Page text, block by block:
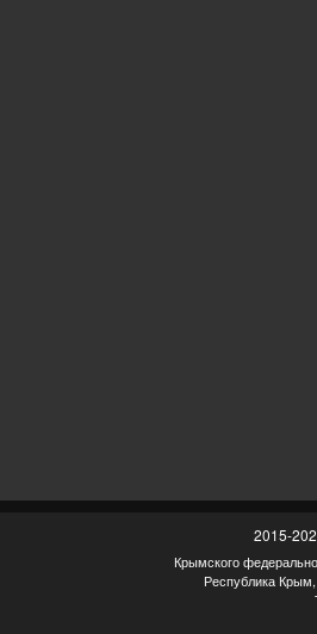
2015-
Крымского
Республика